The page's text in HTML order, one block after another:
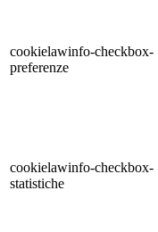
cookielawinfo-checkbox-
preferenze
cookielawinfo-checkbox-
statistiche